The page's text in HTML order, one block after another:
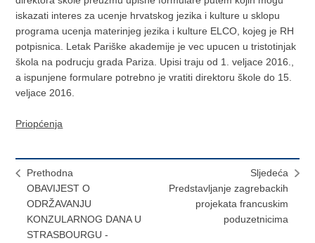
iskazati interes za ucenje hrvatskog jezika i kulture u sklopu
programa ucenja materinjeg jezika i kulture ELCO, kojeg je RH
potpisnica. Letak Pariške akademije je vec upucen u tristotinjak
škola na podrucju grada Pariza. Upisi traju od 1. veljace 2016.,
a ispunjene formulare potrebno je vratiti direktoru škole do 15.
veljace 2016.
Priopćenja
Prethodna
OBAVIJEST O
ODRŽAVANJU
KONZULARNOG DANA U
STRASBOURGU -
Sljedeća
Predstavljanje zagrebackih
projekata francuskim
poduzetnicima